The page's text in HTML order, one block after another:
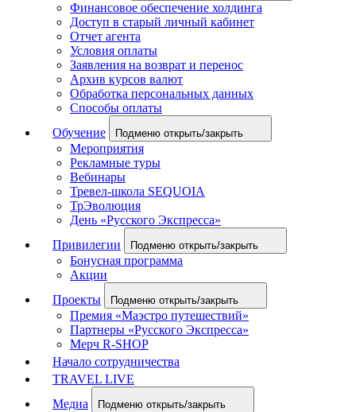
Финансовое обеспечение холдинга
Доступ в старый личный кабинет
Отчет агента
Условия оплаты
Заявления на возврат и перенос
Архив курсов валют
Обработка персональных данных
Способы оплаты
Обучение
Подменю открыть/закрыть
Мероприятия
Рекламные туры
Вебинары
Тревел-школа SEQUOIA
ТрЭволюция
День «Русского Экспресса»
Привилегии
Подменю открыть/закрыть
Бонусная программа
Акции
Проекты
Подменю открыть/закрыть
Премия «Маэстро путешествий»
Партнеры «Русского Экспресса»
Мерч R-SHOP
Начало сотрудничества
TRAVEL LIVE
Медиа
Подменю открыть/закрыть